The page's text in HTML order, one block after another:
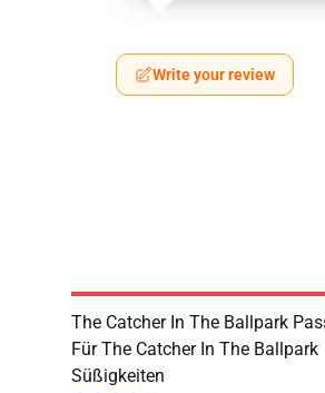
Write your review
The Catcher In The Ballpark
Für The Catcher In The Ballpark
Süßigkeiten